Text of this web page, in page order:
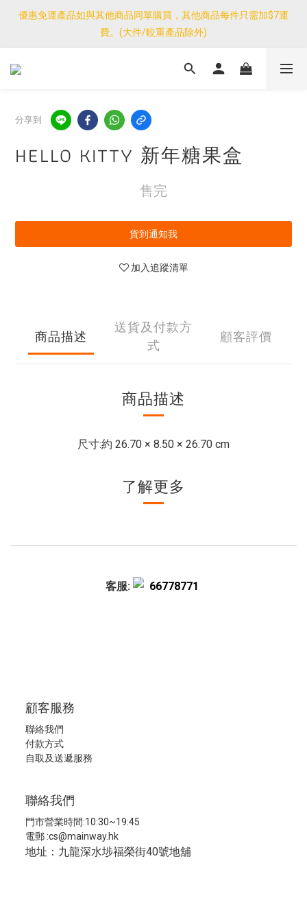
優惠免運產品如與其他商品同單購買，其他商品每件只需加$7運
費。(大件/較重產品除外)
優惠免運產品如與其他商品同單購買，其他商品每件只需加$7運
費。(大件/較重產品除外)
<公告>感謝支持！我們團隊由30/7~12/8外訪搜羅新產品，期間網
優惠免運產品如與其他商品同單購買，其他商品每件只需加$7運
費。(大件/較重產品除外)
分享到
HELLO KITTY 新年糖果盒
售完
貨到通知我
加入追蹤清單
商品描述
送貨及付款方
式
顧客評價
商品描述
尺寸:約 26.70 × 8.50 × 26.70 cm
了解更多
客服: 66778771
顧客服務
聯絡我們
付款方式
自取及送遞服務
聯絡我們
門市營業時間:10:30~19:45
電郵 :cs@mainway.hk
地址：九龍深水埗福榮街40號地舖